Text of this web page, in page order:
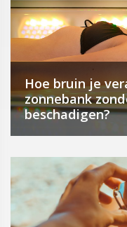
Hoe bruin je
zonnebank
beschadigen?